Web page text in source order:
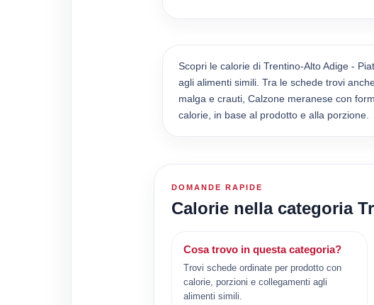
Scopri le calorie di Trentino-Alto Adige -
agli alimenti simili. Tra le schede trovi
malga e crauti, Calzone meranese con
calorie, in base al prodotto e alla porzione.
DOMANDE RAPIDE
Calorie nella categoria
Cosa trovo in questa categoria?
Trovi schede ordinate per prodotto con
calorie, porzioni e collegamenti agli
alimenti simili.